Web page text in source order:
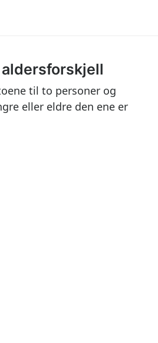
til to personer og
eller eldre den ene er